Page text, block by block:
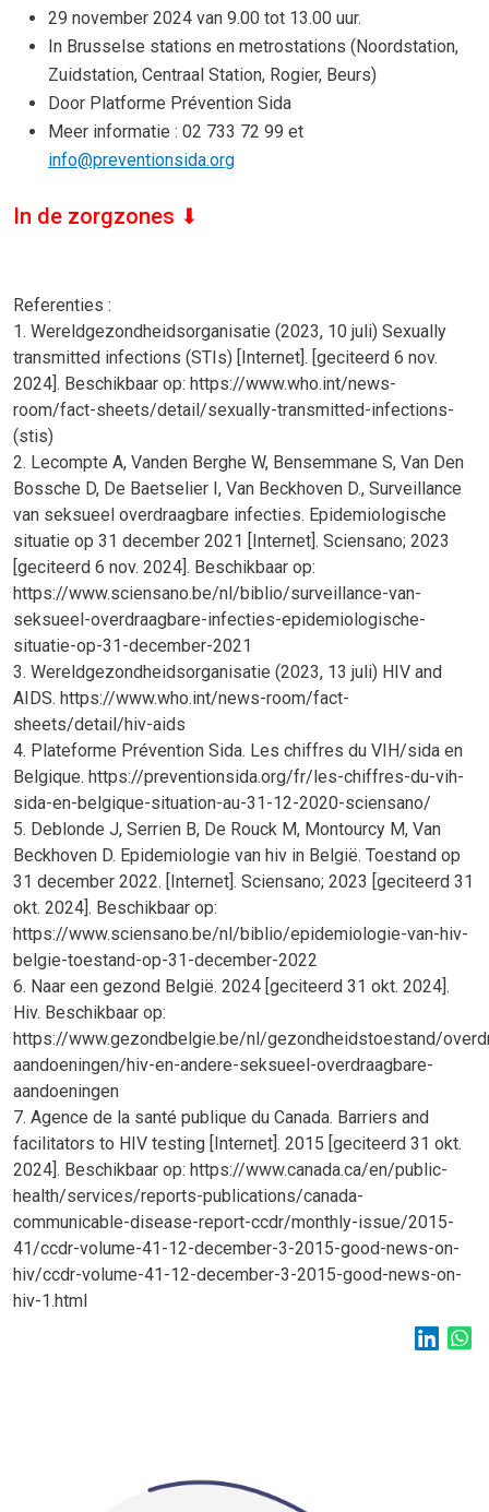
29 november 2024 van 9.00 tot 13.00 uur.
In Brusselse stations en metrostations (Noordstation,
Zuidstation, Centraal Station, Rogier, Beurs)
Door Platforme Prévention Sida
Meer informatie : 02 733 72 99 et
info@preventionsida.org
In de zorgzones ⬇︎
Referenties :
1. Wereldgezondheidsorganisatie (2023, 10 juli) Sexually
transmitted infections (STIs) [Internet]. [geciteerd 6 nov.
2024]. Beschikbaar op: https://www.who.int/news-
room/fact-sheets/detail/sexually-transmitted-infections-
(stis)
2. Lecompte A, Vanden Berghe W, Bensemmane S, Van Den
Bossche D, De Baetselier I, Van Beckhoven D., Surveillance
van seksueel overdraagbare infecties. Epidemiologische
situatie op 31 december 2021 [Internet]. Sciensano; 2023
[geciteerd 6 nov. 2024]. Beschikbaar op:
https://www.sciensano.be/nl/biblio/surveillance-van-
seksueel-overdraagbare-infecties-epidemiologische-
situatie-op-31-december-2021
3. Wereldgezondheidsorganisatie (2023, 13 juli) HIV and
AIDS. https://www.who.int/news-room/fact-
sheets/detail/hiv-aids
4. Plateforme Prévention Sida. Les chiffres du VIH/sida en
Belgique. https://preventionsida.org/fr/les-chiffres-du-vih-
sida-en-belgique-situation-au-31-12-2020-sciensano/
5. Deblonde J, Serrien B, De Rouck M, Montourcy M, Van
Beckhoven D. Epidemiologie van hiv in België. Toestand op
31 december 2022. [Internet]. Sciensano; 2023 [geciteerd 31
okt. 2024]. Beschikbaar op:
https://www.sciensano.be/nl/biblio/epidemiologie-van-hiv-
belgie-toestand-op-31-december-2022
6. Naar een gezond België. 2024 [geciteerd 31 okt. 2024].
Hiv. Beschikbaar op:
https://www.gezondbelgie.be/nl/gezondheidstoestand/
aandoeningen/hiv-en-andere-seksueel-overdraagbare-
aandoeningen
7. Agence de la santé publique du Canada. Barriers and
facilitators to HIV testing [Internet]. 2015 [geciteerd 31 okt.
2024]. Beschikbaar op: https://www.canada.ca/en/public-
health/services/reports-publications/canada-
communicable-disease-report-ccdr/monthly-issue/2015-
41/ccdr-volume-41-12-december-3-2015-good-news-on-
hiv/ccdr-volume-41-12-december-3-2015-good-news-on-
hiv-1.html